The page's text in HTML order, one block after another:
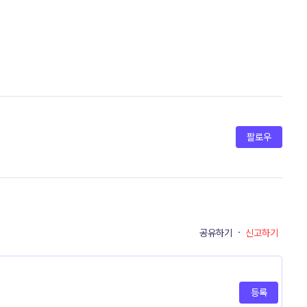
팔로우
공유하기 · 신고하기
등록